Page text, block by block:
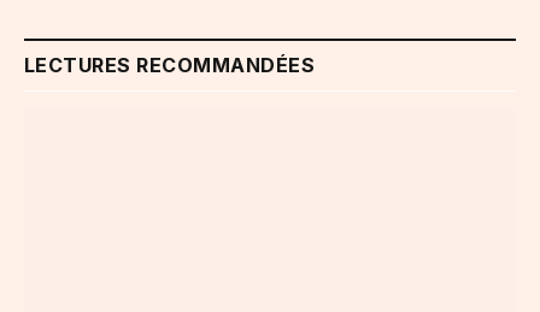
LECTURES RECOMMANDÉES